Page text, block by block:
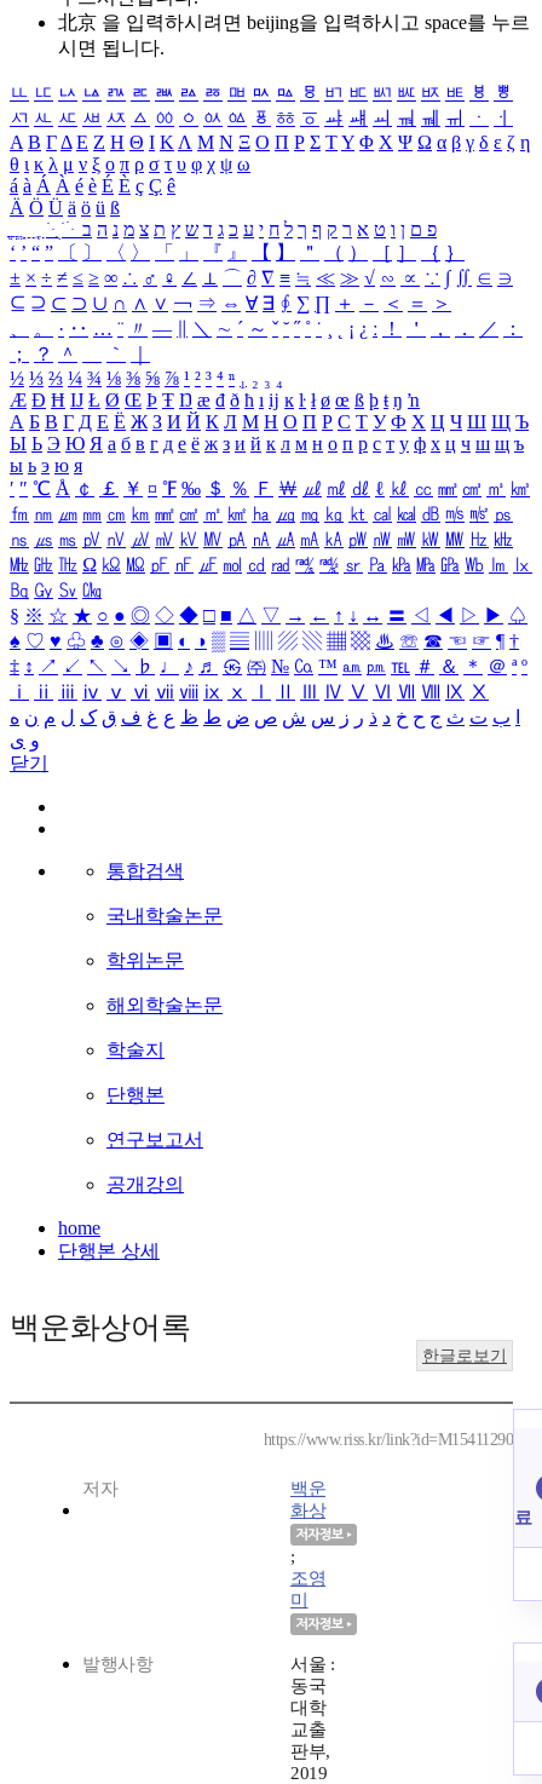
北京 을 입력하시려면 beijing을 입력하시고 space를 누르
시면 됩니다.
ㅥ ㅦ ㅧ ㅨ ㅩ ㅪ ㅫ ㅬ ㅭ ㅮ ㅯ ㅰ ㅱ ㅲ ㅳ ㅴ ㅵ ㅶ ㅷ ㅸ
ㅹ
ㅺ ㅻ ㅼ ㅽ ㅾ ㅿ ㆀ ㆁ ㆂ ㆃ ㆄ ㆅ ㆆ ㆇ ㆈ ㆉ ㆊ ㆋ ㆌ ㆍ
ㆎ
Α Β ΓΔ Ε Ζ Η Θ Ι ΚΛ Μ Ν Ξ Ο Π Ρ Σ ΤΥ Φ Χ Ψ Ω α β γ δ ε ζ η
θ ι κ λ μ ν ξ ο π ρ σ τ υ φ χ ψ ω
á à Á À é è É È ç Ç ê
Ä Ö Ü ä ö ü ß
ִֶֹ ֻּ ׁׂ פ ם ן ו ט א ר ק ף ך ל ח י ע כ ג ד ש ץ ת צ מ נ ה ב
‘ ’ “ ” 〔 〕 〈 〉 「 」 『 』 【 】 ＂ （ ） ［ ］ ｛ ｝
± × ÷ ≠ ≤ ≥ ∞ ∴ ♂ ♀ ∠ ⊥ ⌒ ∂ ∇ ≡ ≒ ≪ ≫ √ ∽ ∝ ∵ ∫ ∬ ∈ ∋
⊆ ⊇ ⊂ ⊃ ∪ ∩ ∧ ∨ ￢ ⇒ ⇔ ∀ ∃ ∮ ∑ ∏ ＋ － ＜ ＝
＞
、
。 · ‥ … ¨ 〃 ― ＼ ∼ ´ ～ ˇ ˘ ˝ ˚ ˙ ¸ ¡ ¿ ː ！ ＇ ， ． ／
：
；
？ ＾ ｀
½ ⅓ ⅔ ¼ ¾ ⅛ ⅜ ⅝ ⅞ ¹ ² ³ ⁴ ⁿ ₁ ₂ ₃ ₄
Æ Ð Ħ Ĳ Ł Ø Œ Þ Ŧ Ŋ æ đ ð ħ ı ĳ ĸ ŀ ł ø œ ß þ ŧ ŋ ŉ
А Б В Г Д Е Ё Ж З И Й К Л М Н О П Р С Т У Ф Х Ц Ч Ш Щ Ъ
Ы Ь Э Ю Я а б в г д е ё ж з и й к л м н о п р с т у ф х ц ч ш щ ъ
ы ь э ю я
′ ″ ℃ Å ￠ ￡ ￥ ¤ ℉ ‰ ＄ ％ Ｆ ￦ ㎕ ㎖ ㎗ ℓ ㎘ ㏄ ㎣ ㎤ ㎥ ㎦
㎙ ㎚ ㎛ ㎜ ㎝ ㎞ ㎟ ㎠ ㎡ ㎢ ㏊ ㎍ ㎎ ㎏ ㏏ ㎈ ㎉ ㏈ ㎧ ㎨ ㎰
㎱ ㎲ ㎳ ㎴ ㎵ ㎶ ㎷ ㎸ ㎹ ㎀ ㎁ ㎂ ㎃ ㎄ ㎺ ㎻ ㎽ ㎾ ㎿ ㎐ ㎑
㎒ ㎓ ㎔ Ω ㏀ ㏁ ㎊ ㎋ ㎌ ㏖ ㏅ ㎭ ㎮ ㎯ ㏛ ㎩ ㎪ ㎫ ㎬ ㏝ ㏐
㏓
㏃ ㏉ ㏜ ㏆
§ ※ ☆ ★ ○ ● ◎ ◇ ◆ □ ■ △ ▽ → ← ↑ ↓ ↔ 〓 ◁ ◀ ▷ ▶ ♤
♠ ♡ ♥ ♧ ♣ ⊙ ◈ ▣ ◐ ◑ ▒ ▤ ▨ ▧ ▦ ▩ ♨ ☏ ☎ ☜ ☞ ¶ †
‡ ↕ ↗ ↙ ↖ ↘ ♭ ♩ ♪ ♬ ㉿ ㈜ № ㏇ ™ ㏂ ㏘ ℡ ＃ ＆ ＊ ＠ ª º
ⅰ
ⅱ ⅲ ⅳ ⅴ ⅵ ⅶ ⅷ ⅸ ⅹ Ⅳ Ⅴ Ⅵ Ⅶ Ⅷ Ⅸ Ⅹ
ب ت ث ج ح خ د ذ ر ز س ش ص ض ط ظ ع غ ف ق ک ل م ن ه
و ی
닫기
통합검색
국내학술논문
학위논문
해외학술논문
학술지
단행본
연구보고서
공개강의
home
단행본 상세
백운화상어록
한글로보기
https://www.riss.kr/link?id=M15411290
저자
백운
화상
;
조영
미
발행사항
서울 :
동국
대학
교출
판부,
2019
료